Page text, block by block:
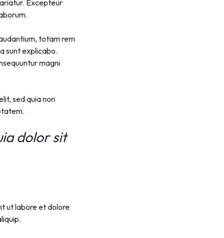
Excepteur
totam rem
sunt explicabo.
magni
sed quia non
dolor sit
ut labore et dolore